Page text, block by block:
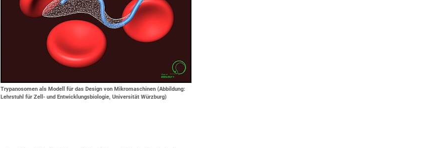
Trypanosomen als Modell für das Design von Mikromaschinen (Abbildung:
Lehrstuhl für Zell- und Entwicklungsbiologie, Universität Würzburg)